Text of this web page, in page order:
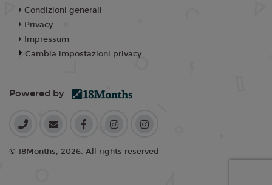
Condizioni generali
Privacy
Impressum
Cambia impostazioni privacy
Powered by
© 18Months, 2026. All rights reserved